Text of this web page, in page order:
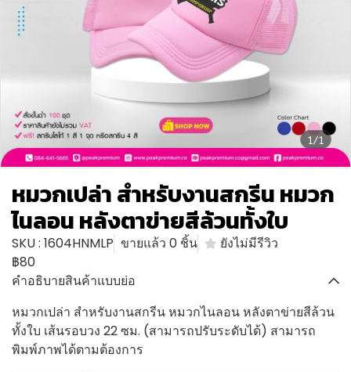
1/1
หมวกเปล่า สำหรับงานสกรีน หมวก
ไนลอน หลังตาข่ายสีล้วนทั้งใบ
SKU : 1604HNMLP ขายแล้ว 0 ชิ้น
ยังไม่มีรีวิว
฿80
คำอธิบายสินค้าแบบย่อ
หมวกเปล่า สำหรับงานสกรีน หมวกไนลอน หลังตาข่ายสีล้วน
ทั้งใบ เส้นรอบวง 22 ซม. (สามารถปรับระดับได้) สามารถ
พิมพ์ภาพได้ตามต้องการ